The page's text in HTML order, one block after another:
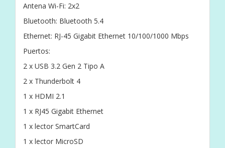
Antena Wi-Fi: 2x2
Bluetooth: Bluetooth 5.4
Ethernet: RJ-45 Gigabit Ethernet 10/100/1000 Mbps
Puertos:
2 x USB 3.2 Gen 2 Tipo A
2 x Thunderbolt 4
1 x HDMI 2.1
1 x RJ45 Gigabit Ethernet
1 x lector SmartCard
1 x lector MicroSD